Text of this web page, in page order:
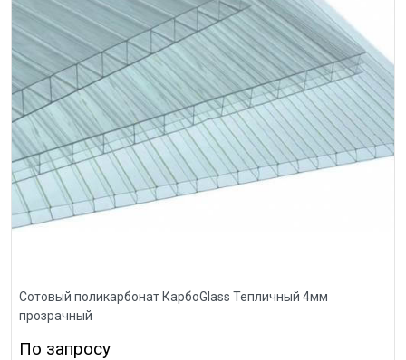
Сотовый поликарбонат КарбоGlass Тепличный 4мм
прозрачный
По запросу